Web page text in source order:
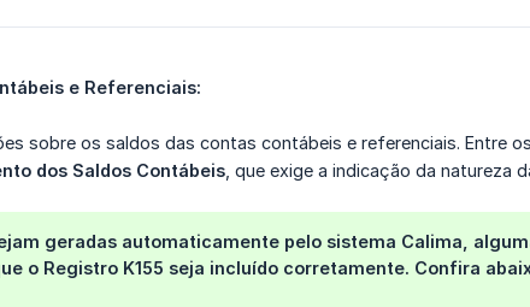
e Referenciais:
sobre os saldos das contas contábeis e referenciais. Entre
dos Saldos Contábeis , que exige a indicação da natureza
geradas automaticamente pelo sistema Calima ,
o Registro K155 seja incluído corretamente. Confira